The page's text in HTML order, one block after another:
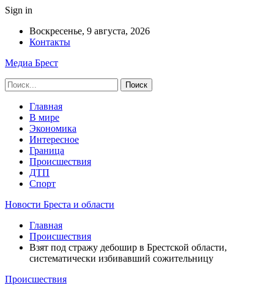
Sign in
Воскресенье, 9 августа, 2026
Контакты
Медиа Брест
Главная
В мире
Экономика
Интересное
Граница
Происшествия
ДТП
Спорт
Новости Бреста и области
Главная
Происшествия
Взят под стражу дебошир в Брестской области,
систематически избивавший сожительницу
Происшествия